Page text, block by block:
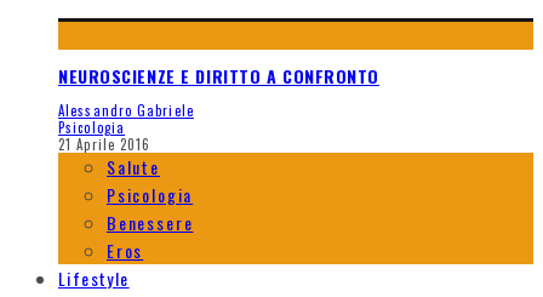
NEUROSCIENZE E DIRITTO A CONFRONTO
Alessandro Gabriele
Psicologia
21 Aprile 2016
Salute
Psicologia
Benessere
Eros
Lifestyle